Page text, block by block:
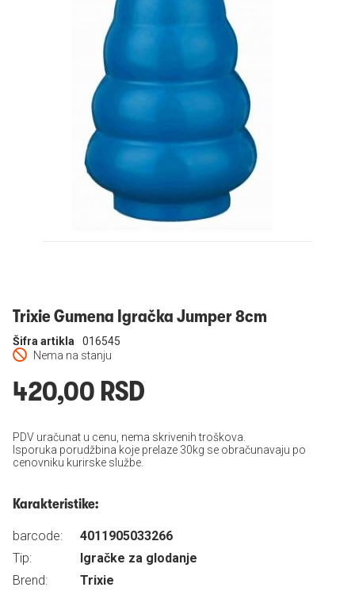
Trixie Gumena Igračka Jumper 8cm
Nema na stanju
Šifra artikla 016545
420,00 RSD
PDV uračunat u cenu, nema skrivenih troškova.
Isporuka porudžbina koje prelaze 30kg se obračunavaju po
cenovniku kurirske službe.
Karakteristike:
barcode:
4011905033266
Tip:
Igračke za glodanje
Brend:
Trixie